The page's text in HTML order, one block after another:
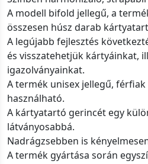
A modell bifold jellegű, a
összesen húsz darab
A legújabb fejlesztés
és visszatehetjük kártyáinkat,
igazolványainkat.
A termék unisex jellegű, férfiak
használható.
A kártyatartó gerincét egy
látványosabbá.
Nadrágzsebben is
A termék gyártása során